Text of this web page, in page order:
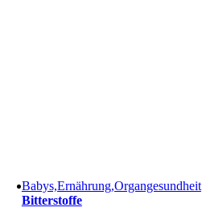
Babys,Ernährung,Organgesundheit
Bitterstoffe